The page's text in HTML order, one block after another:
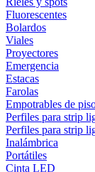
Fluorescentes
Bolardos
Viales
Proyectores
Emergencia
Estacas
Farolas
Empotrables de
Perfiles para strip
Perfiles para strip
Inalámbrica
Portátiles
Cinta LED